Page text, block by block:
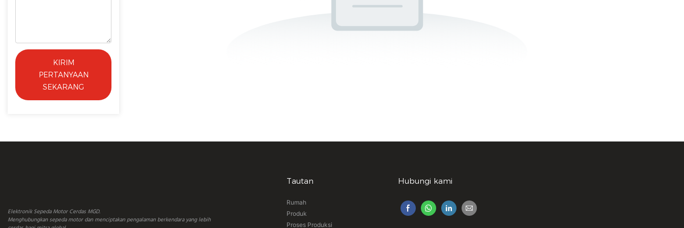
KIRIM
PERTANYAAN
SEKARANG
Elektronik Sepeda Motor Cerdas MGD.
Menghubungkan sepeda motor dan menciptakan pengalaman berkendara yang lebih
Tautan
Rumah
Produk
Proses Produksi
Hubungi kami